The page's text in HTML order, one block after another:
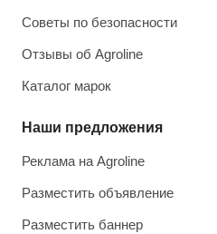
Советы по безопасности
Отзывы об Agroline
Каталог марок
Наши предложения
Реклама на Agroline
Разместить объявление
Разместить баннер